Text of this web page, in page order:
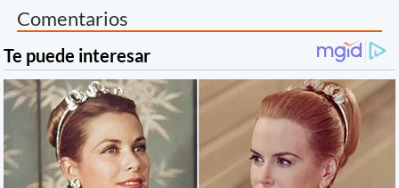
Comentarios